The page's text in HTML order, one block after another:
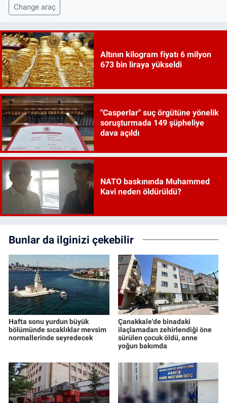
Change araç
Altının kilogram fiyatı 6 milyon
673 bin liraya yükseldi
"Casperlar" suç örgütüne yönelik
soruşturmada 149 şüpheliye
dava açıldı
NATO baskınında Muhammed
Kavi neden öldürüldü?
Bunlar da ilginizi çekebilir
Hafta sonu yurdun büyük
bölümünde sıcaklıklar mevsim
normallerinde seyredecek
Çanakkale'de binadaki
ilaçlamadan zehirlendiği öne
sürülen çocuk öldü, anne
yoğun bakımda